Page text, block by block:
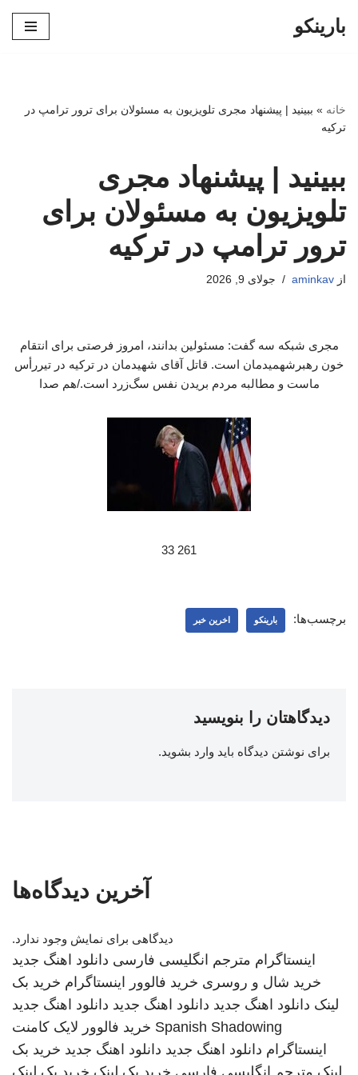
بارینکو
خانه » ببینید | پیشنهاد مجری تلویزیون به مسئولان برای ترور ترامپ در
ترکیه
ببینید | پیشنهاد مجری
تلویزیون به مسئولان برای
ترور ترامپ در ترکیه
از aminkav جولای 9, 2026
مجری شبکه سه گفت: مسئولین بدانند، امروز فرصتی برای انتقام
خون رهبرشهمیدمان است. قاتل آقای شهیدمان در ترکیه در تیررأس
ماست و مطالبه مردم بریدن نفس سگ‌زرد است./هم صدا
261 33
برچسب‌ها: بارینکو اخرین خبر
دیدگاهتان را بنویسید
برای نوشتن دیدگاه باید وارد بشوید.
آخرین دیدگاه‌ها
دیدگاهی برای نمایش وجود ندارد.
اینستاگرام مترجم انگلیسی فارسی دانلود اهنگ جدید
خرید شال و روسری خرید فالوور اینستاگرام خرید بک
لینک دانلود اهنگ جدید دانلود اهنگ جدید دانلود اهنگ جدید
Spanish Shadowing خرید فالوور لایک کامنت
اینستاگرام دانلود اهنگ جدید دانلود اهنگ جدید خرید بک
لینک مترجم انگلیسی فارسی خرید بک لینک خرید بک لینک